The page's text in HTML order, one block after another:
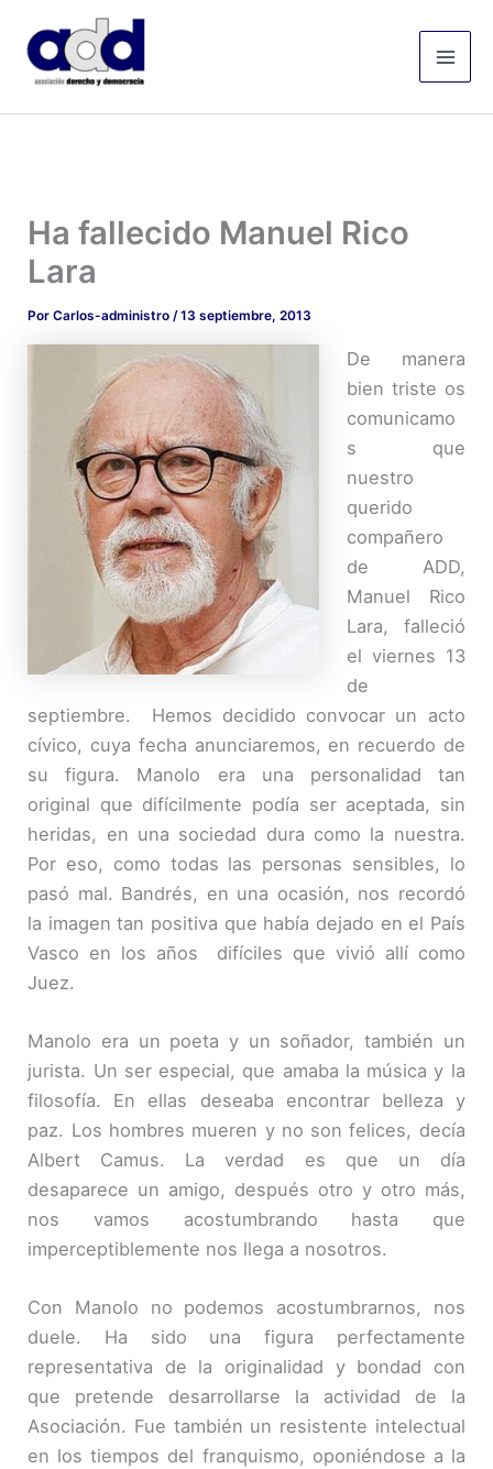
contenido
Ha fallecido Manuel Rico
Lara
PorCarlos-administro/13 septiembre, 2013
De manera
bien triste os
comunicamo
s que
nuestro
querido
compañero
de ADD,
Manuel Rico
Lara, falleció
el viernes 13
de
septiembre. Hemos decidido convocar un acto
cívico, cuya fecha anunciaremos, en recuerdo de
su figura. Manolo era una personalidad tan
original que difícilmente podía ser aceptada, sin
heridas, en una sociedad dura como la nuestra.
Por eso, como todas las personas sensibles, lo
pasó mal. Bandrés, en una ocasión, nos recordó
la imagen tan positiva que había dejado en el País
Vasco en los años difíciles que vivió allí como
Juez.
Manolo era un poeta y un soñador, también un
jurista. Un ser especial, que amaba la música y la
filosofía. En ellas deseaba encontrar belleza y
paz. Los hombres mueren y no son felices, decía
Albert Camus. La verdad es que un día
desaparece un amigo, después otro y otro más,
nos vamos acostumbrando hasta que
imperceptiblemente nos llega a nosotros.
Con Manolo no podemos acostumbrarnos, nos
duele. Ha sido una figura perfectamente
representativa de la originalidad y bondad con
que pretende desarrollarse la actividad de la
Asociación. Fue también un resistente intelectual
en los tiempos del franquismo, oponiéndose a la